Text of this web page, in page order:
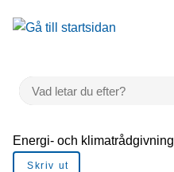
Gå till innehåll
till sidomeny
VAD LETAR DU EFTER?
Du är här:
Energi- och klimatrådgivning
Skriv ut